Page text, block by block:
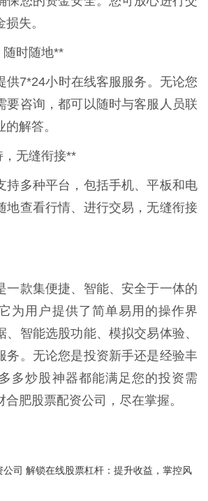
失。
时随地**
供7*24小时在线客服服务。无论您
要咨询，都可以随时与客服人员联
解答。
无缝衔接**
持多种平台，包括手机、平板和电
地查看行情、进行交易，无缝衔接
一款集便捷、智能、安全于一体的
为用户提供了简单易用的操作界
、智能选股功能、模拟交易体验、
务。无论您是投资新手还是经验丰
多炒股神器都能满足您的投资需
肥股票配资公司，尽在掌握。
公司 解锁在线股票杠杆：提升收益，掌控风